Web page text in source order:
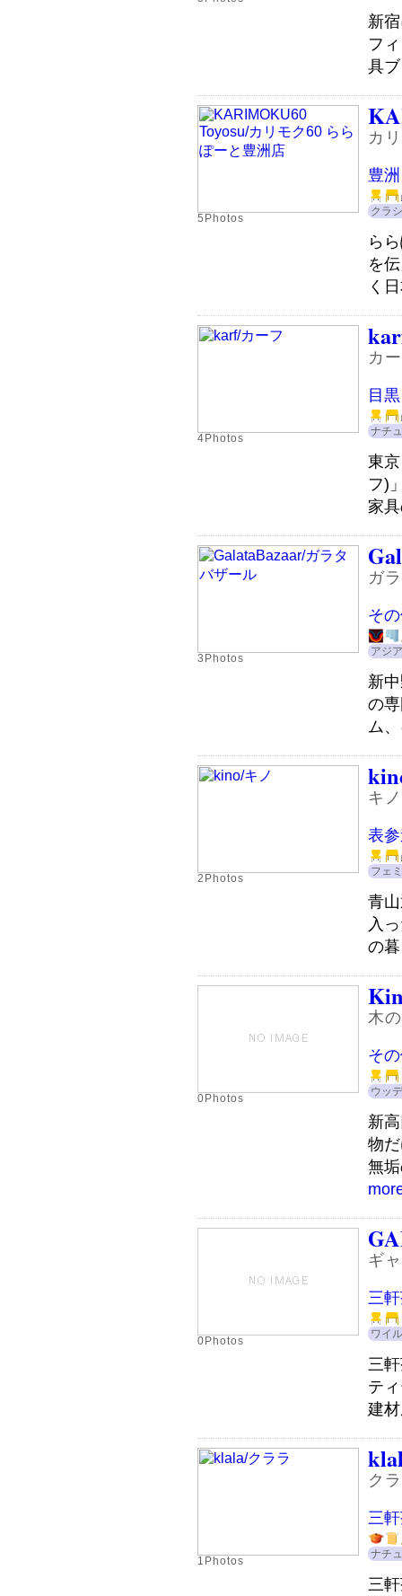
新
フ
具
5Photos
カ
豊
クラ
ら
を
く
4Photos
カ
目黒
ナチ
東
フ)
家
3Photos
ガ
そ
アジ
新
の
ム
2Photos
キノ
表
フェ
青
入
の
0Photos
木
そ
ウッ
新
物
無
0Photos
ギ
三
ワイ
三
テ
建
1Photos
ク
三
ナチ
三